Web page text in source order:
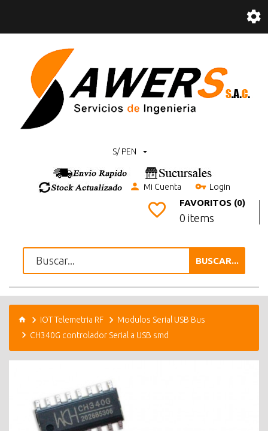
S/ PEN
Mi Cuenta Login
FAVORITOS (0)
0 items
BUSCAR...
IOT Telemetria RF
Modulos Serial USB Bus
CH340G controlador Serial a USB smd